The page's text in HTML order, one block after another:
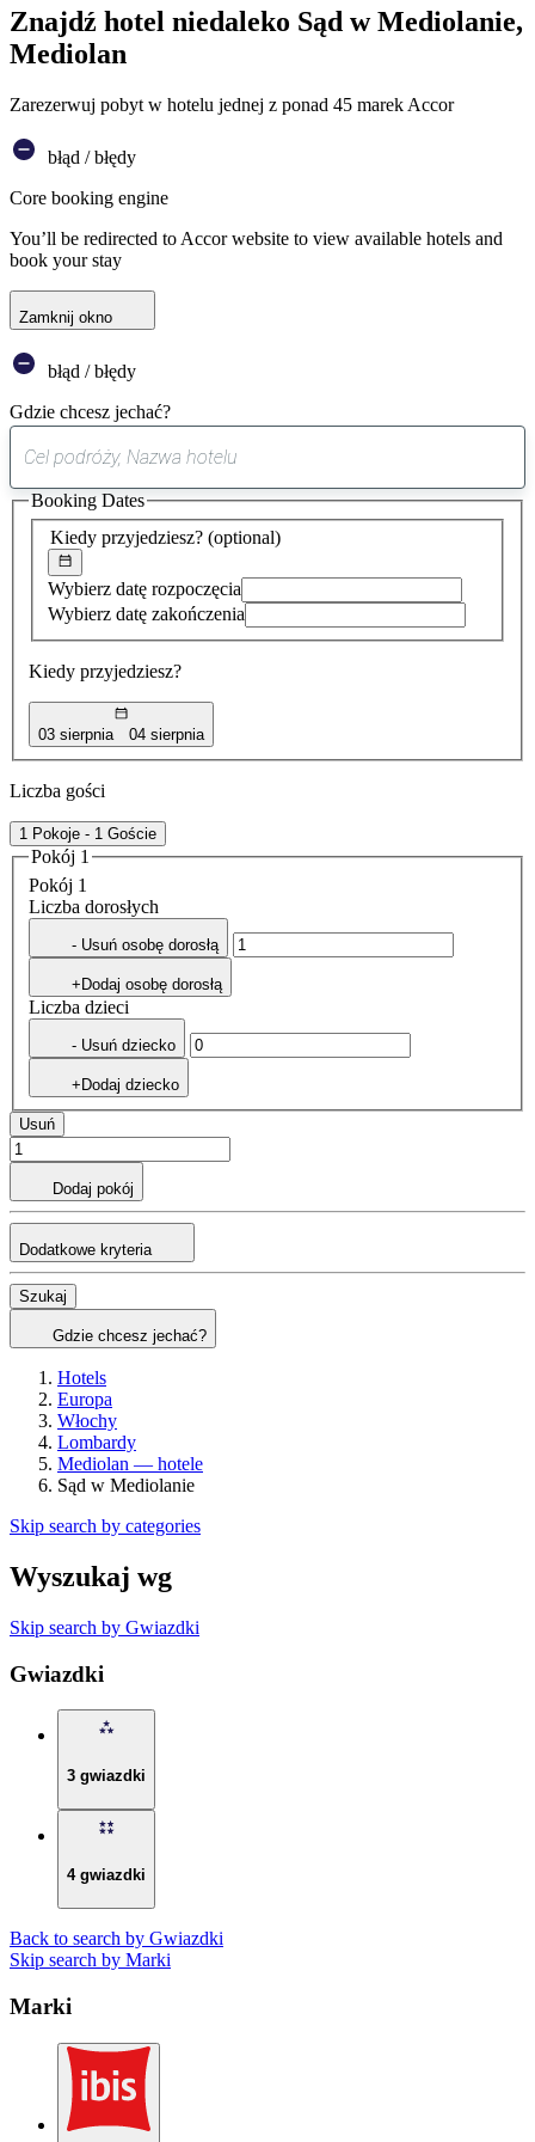
Znajdź hotel niedaleko Sąd w Mediolanie,
Mediolan
Zarezerwuj pobyt w hotelu jednej z ponad 45 marek Accor
błąd / błędy
Core booking engine
You’ll be redirected to Accor website to view available hotels and
book your stay
Zamknij okno
błąd / błędy
Gdzie chcesz jechać?
sugestia
została
znaleziona
Kiedy przyjedziesz? (optional)
Wybierz datę rozpoczęcia
Wybierz datę zakończenia
Kiedy przyjedziesz?
03 sierpnia 04 sierpnia
Booking Dates
Liczba gości
1 Pokoje - 1 Goście
Pokój 1
Pokój 1
Liczba dorosłych
- Usuń osobę dorosłą
+Dodaj osobę dorosłą
Liczba dzieci
- Usuń dziecko
+Dodaj dziecko
Usuń
Dodaj pokój
Dodatkowe kryteria
Szukaj
Gdzie chcesz jechać?
Hotels
Europa
Włochy
Lombardy
Mediolan — hotele
Sąd w Mediolanie
Skip search by categories
Wyszukaj wg
Skip search by Gwiazdki
Gwiazdki
3 gwiazdki
4 gwiazdki
Back to search by Gwiazdki
Skip search by Marki
Marki